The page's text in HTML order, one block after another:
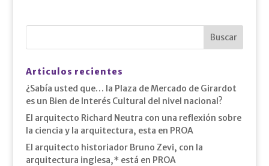
Articulos recientes
¿Sabía usted que… la Plaza de Mercado de Girardot
es un Bien de Interés Cultural del nivel nacional?
El arquitecto Richard Neutra con una reflexión sobre
la ciencia y la arquitectura, esta en PROA
El arquitecto historiador Bruno Zevi, con la
arquitectura inglesa,* está en PROA